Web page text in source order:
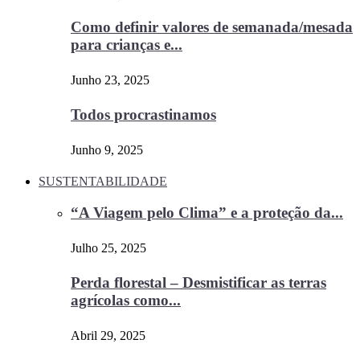
Como definir valores de semanada/mesada
para crianças e...
Junho 23, 2025
Todos procrastinamos
Junho 9, 2025
SUSTENTABILIDADE
“A Viagem pelo Clima” e a proteção da...
Julho 25, 2025
Perda florestal – Desmistificar as terras
agrícolas como...
Abril 29, 2025